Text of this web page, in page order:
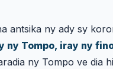
antsika ny ady sy
ny Tompo, iray ny
ny Tompo ve dia